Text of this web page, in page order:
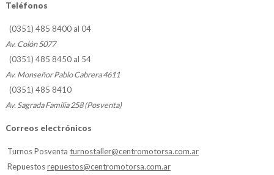
Teléfonos
(0351) 485 8400 al 04
Av. Colón 5077
(0351) 485 8450 al 54
Av. Monseñor Pablo Cabrera 4611
(0351) 485 8410
Av. Sagrada Familia 258 (Posventa)
Correos electrónicos
Turnos Posventa turnostaller@centromotorsa.com.ar
Repuestosrepuestos@centromotorsa.com.ar